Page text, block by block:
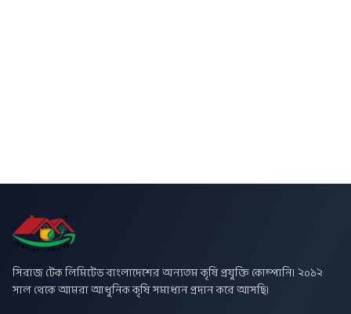
সিরাজ টেক লিমিটেড বাংলাদেশের অন্যতম কৃষি প্রযুক্তি কোম্পানি। ২০১২
সাল থেকে আমরা আধুনিক কৃষি সমাধান প্রদান করে আসছি।